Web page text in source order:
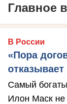
Главное
В России
«Пора
Самый
Илон Маск не